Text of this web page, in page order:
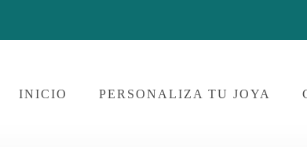
INICIO PERSONALIZA TU JOYA